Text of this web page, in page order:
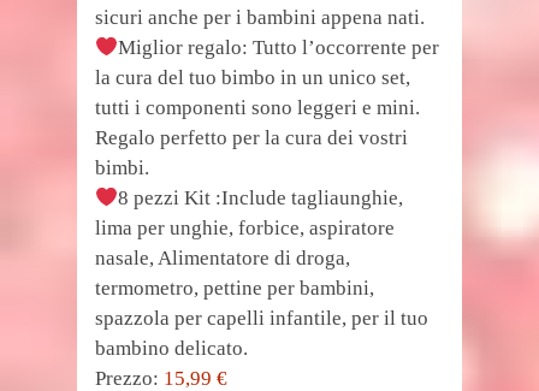
sicuri anche per i bambini appena nati.
Miglior regalo: Tutto l’occorrente per
la cura del tuo bimbo in un unico set,
tutti i componenti sono leggeri e mini.
Regalo perfetto per la cura dei vostri
bimbi.
8 pezzi Kit :Include tagliaunghie,
lima per unghie, forbice, aspiratore
nasale, Alimentatore di droga,
termometro, pettine per bambini,
spazzola per capelli infantile, per il tuo
bambino delicato.
Prezzo: 15,99 €